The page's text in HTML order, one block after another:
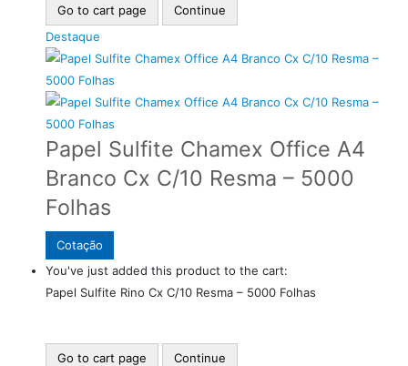
Go to cart page
Continue
Destaque
Papel Sulfite Chamex Office A4
Branco Cx C/10 Resma – 5000
Folhas
Cotação
You've just added this product to the cart:
Papel Sulfite Rino Cx C/10 Resma – 5000 Folhas
Go to cart page
Continue